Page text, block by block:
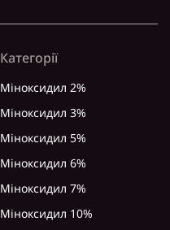
Категорії
Міноксидил 2%
Міноксидил 3%
Міноксидил 5%
Міноксидил 6%
Міноксидил 7%
Міноксидил 10%